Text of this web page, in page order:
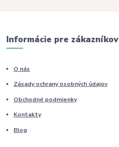
Informácie pre zákazníkov
O nás
Zásady ochrany osobných údajov
Obchodné podmienky
Kontakty
Blog